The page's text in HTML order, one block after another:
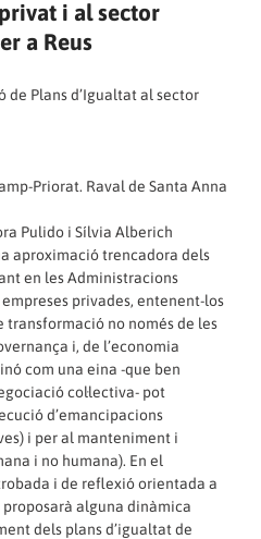
i al sector
a Reus
de Plans d’Igualtat al sector
Priorat. Raval de Santa Anna
Pulido i Sílvia Alberich
aproximació trencadora dels
en les Administracions
empreses privades, entenent-los
no només de les
i, de l’economia
com una eina -que ben
col·lectiva- pot
d’emancipacions
i per al manteniment i
i no humana). En el
i de reflexió orientada a
proposarà alguna dinàmica
dels plans d’igualtat de